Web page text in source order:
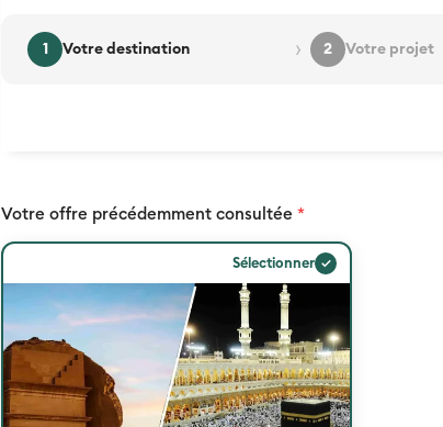
1 Votre destination › 2 Votre projet
Votre offre précédemment consultée *
Sélectionner ✓